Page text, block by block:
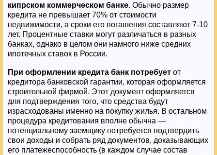
кипрском коммерческом банке. Обычно размер
кредита не превышает 70% от стоимости
недвижимости, а сроки его погашения составляют 7-10
лет. Процентные ставки могут различаться в разных
банках, однако в целом они намного ниже средних
ипотечных ставок в России.
При оформлении кредита банк потребует от
кредитора банковской гарантии, которая оформляется
строительной фирмой. Этот документ оформляется
для подтверждения того, что средства будут
израсходованы именно на покупку жилья. В остальном
процедура кредитования вполне обычна —
потенциальному заемщику потребуется подтвердить
свои доходы и собрать ряд документов, доказывающих
его платежеспособность (в каждом случае состав